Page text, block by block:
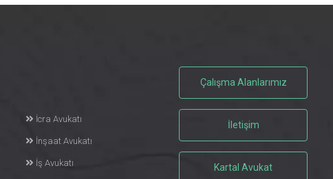
İcra Avukatı
İnşaat Avukatı
İş Avukatı
Çalışma Alanlarımız
İletişim
Kartal Avukat